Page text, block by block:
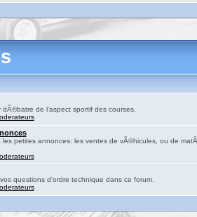
dÃ©batre de l'aspect sportif des courses.
les petites annonces: les ventes de vÃ©hicules, ou de
questions d'ordre technique dans ce forum.